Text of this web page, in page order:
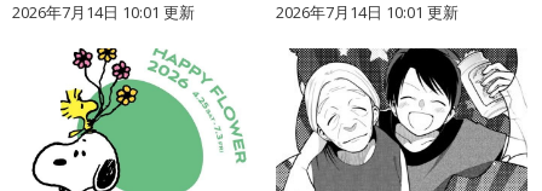
2026年7月14日 10:01 更新 2026年7月14日 10:01 更新